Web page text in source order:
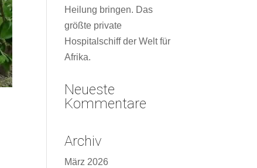
Heilung bringen. Das
größte private
Hospitalschiff der Welt für
Afrika.
Neueste
Kommentare
Archiv
März 2026